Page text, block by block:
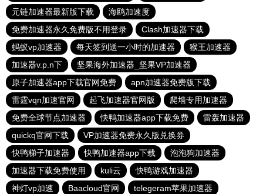
元链加速器最新版下载
海鸥加速度
免费加速器永久免费版不用登录
Clash加速器下载
蚂蚁vp加速器
每天签到送一小时的加速器
猴王加速器
加速器v.p.n下
坚果海外加速器_坚果VP加速器
原子加速器app下载官网免费
apn加速器免费版下载
雷霆vqn加速官网
起飞加速器官网版
爬墙专用加速器
免费全球节点加速器
快鸭加速器app下载免费
雷轰加速器
quickq官网下载
VP加速器免费永久版兑换券
快鸭梯子加速器
快鸭加速器app下载
泡泡狗加速器
加速器下载免费使用
kuli云
快鸭游戏加速器
神灯vp加速
Baacloud官网
telegeram苹果加速器